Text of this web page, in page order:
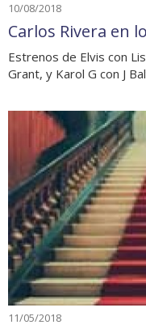
10/08/2018
Carlos Rivera en
Estrenos de Elvis con
Grant, y Karol G con J
11/05/2018